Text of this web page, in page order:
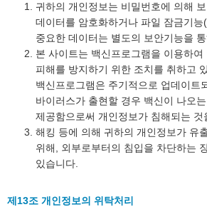
귀하의 개인정보는 비밀번호에 의해
데이터를 암호화하거나 파일 잠금기능
중요한 데이터는 별도의 보안기능을
본 사이트는 백신프로그램을 이용하
피해를 방지하기 위한 조치를 취하고
백신프로그램은 주기적으로 업데이트
바이러스가 출현할 경우 백신이 나오
제공함으로써 개인정보가 침해되는 것
해킹 등에 의해 귀하의 개인정보가 유
위해, 외부로부터의 침입을 차단하는
있습니다.
제13조 개인정보의 위탁처리